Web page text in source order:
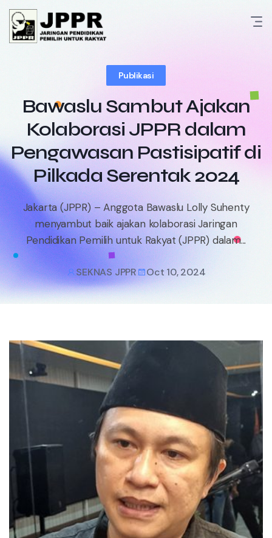
Skip
content
Publikasi
Bawaslu Sambut Ajakan
Kolaborasi JPPR dalam
Pengawasan Pastisipatif di
Pilkada Serentak 2024
Jakarta (JPPR) – Anggota Bawaslu Lolly Suhenty
menyambut baik ajakan kolaborasi Jaringan
Pendidikan Pemilih untuk Rakyat (JPPR) dalam...
SEKNAS JPPR Oct 10, 2024